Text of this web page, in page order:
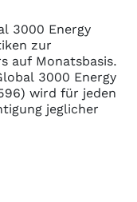
3000 Energy
zur
auf Monatsbasis.
3000 Energy
wird für jeden
jeglicher